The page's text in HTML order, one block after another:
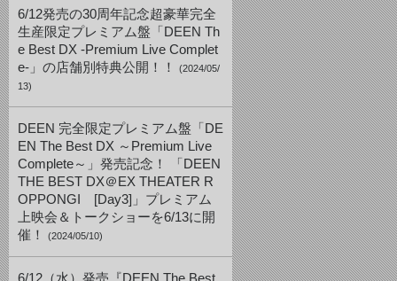
6/12発売の30周年記念超豪華完全
生産限定プレミアム盤「DEEN Th
e Best DX -Premium Live Complet
e-」の店舗別特典公開！！
(2024/05/
13)
DEEN 完全限定プレミアム盤「DE
EN The Best DX ～Premium Live
Complete～」発売記念！ 「DEEN
THE BEST DX＠EX THEATER R
OPPONGI [Day3]」プレミアム
上映会＆トークショーを6/13に開
催！
(2024/05/10)